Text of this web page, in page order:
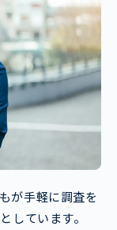
が手軽に調査を
しています。